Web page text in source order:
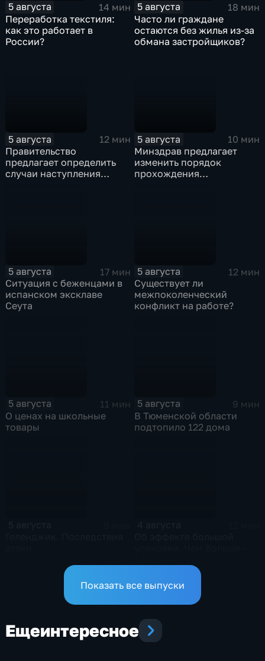
5 августа
14 мин
Переработка текстиля:
как это работает в
России?
5 августа
18 мин
Часто ли граждане
остаются без жилья из-за
обмана застройщиков?
5 августа
12 мин
Правительство
предлагает определить
случаи наступления
5 августа
10 мин
Минздрав предлагает
изменить порядок
прохождения
5 августа
17 мин
Ситуация с беженцами в
испанском эксклаве
Сеута
5 августа
12 мин
Существует ли
межпоколенческий
конфликт на работе?
5 августа
11 мин
О ценах на школьные
товары
5 августа
9 мин
В Тюменской области
подтопило 122 дома
Показать все выпуски
Ещеинтересное